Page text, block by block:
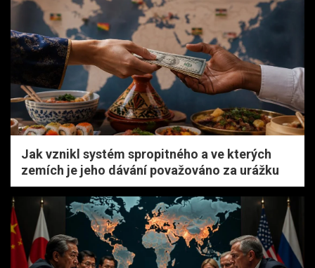
Jak vznikl systém spropitného a ve kterých
zemích je jeho dávání považováno za urážku